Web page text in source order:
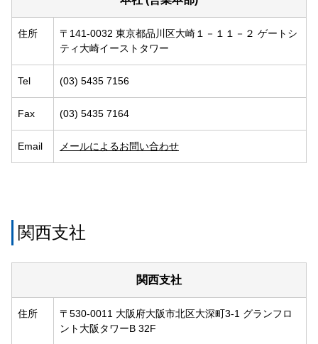
住所
〒141-0032 東京都品川区大崎１－１１－２ ゲートシ
ティ大崎イーストタワー
Tel (03) 5435 7156
Fax (03) 5435 7164
Email メールによるお問い合わせ
関西支社
関西支社
住所
〒530-0011 大阪府大阪市北区大深町3-1 グランフロ
ント大阪タワーB 32F